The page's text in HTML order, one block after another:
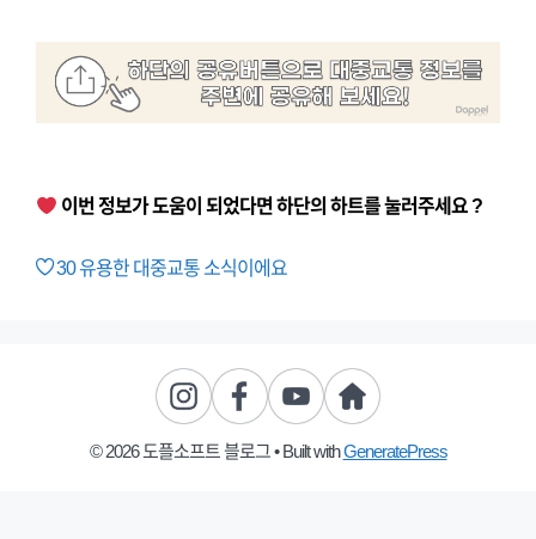
이번 정보가 도움이 되었다면 하단의 하트를 눌러주세요 ?
30유용한 대중교통 소식이에요
© 2026 도플소프트 블로그• Built withGeneratePress